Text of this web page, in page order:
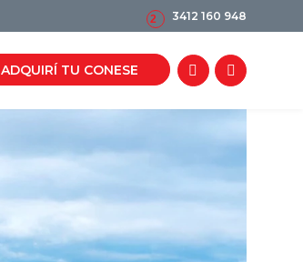
2 3412 160 948
ADQUIRÍ TU CONESE